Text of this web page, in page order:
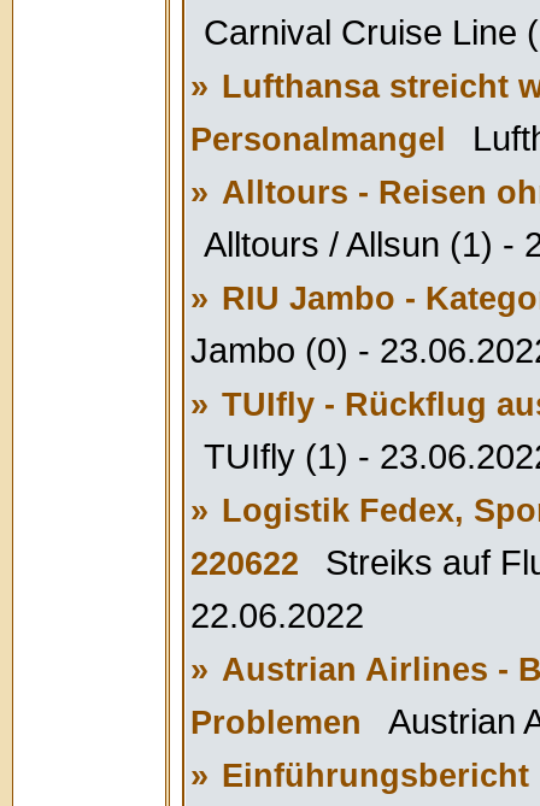
Carnival Cruise Line
» Lufthansa streicht
Personalmangel
» Alltours - Reisen
Alltours / Allsun (1) -
» RIU Jambo -
Jambo (0) -
» TUIfly - Rückflug
TUIfly (1) -
» Logistik Fedex,
220622
Streiks auf
22.06.2022
» Austrian Airlines -
Problemen
Austrian
» Einführungsbericht